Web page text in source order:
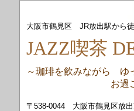
大阪市鶴見区 JR放出駅から
JAZZ喫茶
～珈琲を飲みながら ゆ
お過ごしく
〒538-0044 大阪市鶴見区放